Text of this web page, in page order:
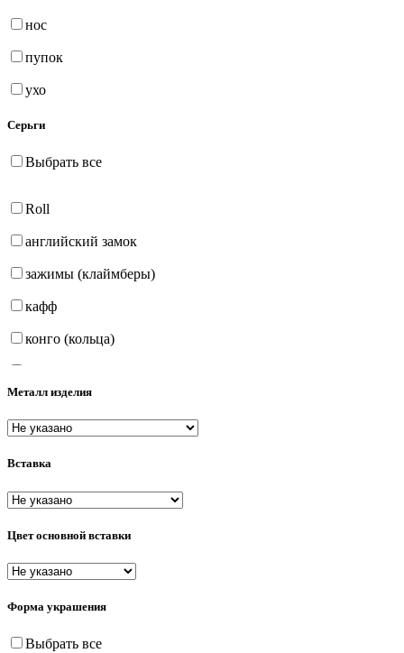
нос
пупок
ухо
Серьги
Выбрать все
Roll
английский замок
зажимы (клаймберы)
кафф
конго (кольца)
пусеты (гвоздики)
Металл изделия
Вставка
Цвет основной вставки
Форма украшения
Выбрать все